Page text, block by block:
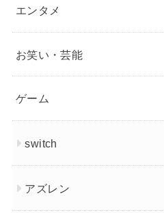
エンタメ
お笑い・芸能
ゲーム
switch
アズレン